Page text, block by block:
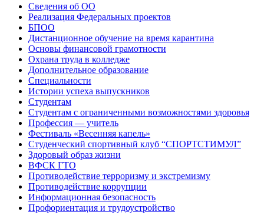
Сведения об ОО
Реализация Федеральных проектов
БПОО
Дистанционное обучение на время карантина
Основы финансовой грамотности
Охрана труда в колледже
Дополнительное образование
Специальности
Истории успеха выпускников
Студентам
Студентам с ограниченными возможностями здоровья
Профессия — учитель
Фестиваль «Весенняя капель»
Студенческий спортивный клуб “СПОРТСТИМУЛ”
Здоровый образ жизни
ВФСК ГТО
Противодействие терроризму и экстремизму
Противодействие коррупции
Информационная безопасность
Профориентация и трудоустройство